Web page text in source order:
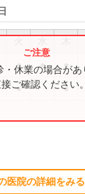
● ● ●
● ●
・休業の場合が
ご確認ください。
医院の詳細をみる